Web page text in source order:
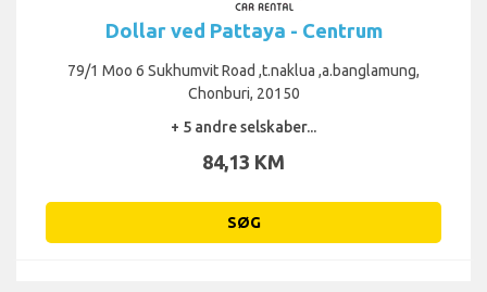
Dollar ved Pattaya - Centrum
79/1 Moo 6 Sukhumvit Road ,t.naklua ,a.banglamung,
Chonburi, 20150
+ 5 andre selskaber...
84,13 KM
SØG